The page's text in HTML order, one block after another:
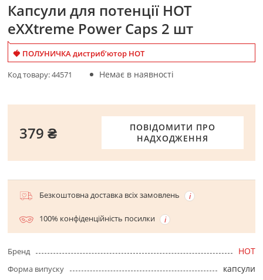
Капсули для потенції HOT
eXXtreme Power Caps 2 шт
🍓 ПОЛУНИЧКА дистриб’ютор HOT
Код товару:44571 Немає в наявності
ПОВІДОМИТИ ПРО
НАДХОДЖЕННЯ
379 ₴
Безкоштовна доставка всіх замовлень
100% конфіденційність посилки
Бренд HOT
Форма випуску капсули